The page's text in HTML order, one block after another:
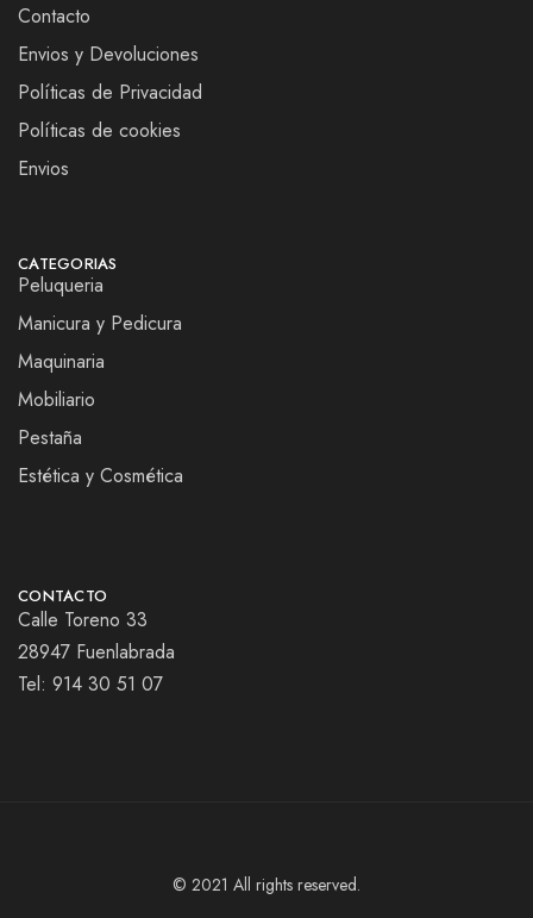
Contacto
Envios y Devoluciones
Políticas de Privacidad
Políticas de cookies
Envios
CATEGORIAS
Peluqueria
Manicura y Pedicura
Maquinaria
Mobiliario
Pestaña
Estética y Cosmética
CONTACTO
Calle Toreno 33
28947 Fuenlabrada
Tel: 914 30 51 07
© 2021 All rights reserved.